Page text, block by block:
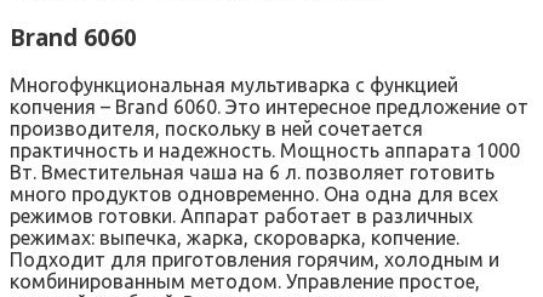
Brand 6060
Многофункциональная мультиварка с функцией
копчения – Brand 6060. Это интересное предложение от
производителя, поскольку в ней сочетается
практичность и надежность. Мощность аппарата 1000
Вт. Вместительная чаша на 6 л. позволяет готовить
много продуктов одновременно. Она одна для всех
режимов готовки. Аппарат работает в различных
режимах: выпечка, жарка, скороварка, копчение.
Подходит для приготовления горячим, холодным и
комбинированным методом. Управление простое,